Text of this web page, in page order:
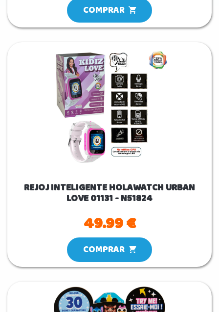
COMPRAR
REJOJ INTELIGENTE HOLAWATCH URBAN
LOVE 01131 - N51824
49.99 €
COMPRAR